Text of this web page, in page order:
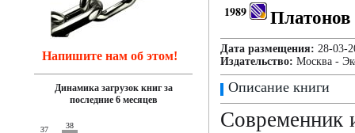
Напишите нам об этом!
Динамика загрузок книг за
последние 6 месяцев
37 38
1989
Дата размещения: 28-
Издательство: Москва -
Описание книги
Современник